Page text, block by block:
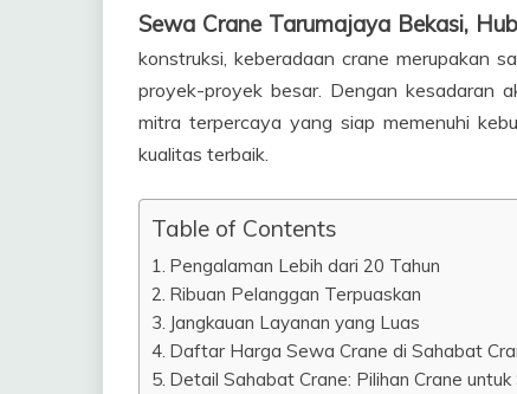
Sewa Crane Tarumajaya Bekasi,
konstruksi, keberadaan crane merupakan
proyek-proyek besar. Dengan kesadaran
mitra terpercaya yang siap memenuhi
kualitas terbaik.
Table of Contents
Pengalaman Lebih dari 20 Tahun
Ribuan Pelanggan Terpuaskan
Jangkauan Layanan yang Luas
Daftar Harga Sewa Crane di Sahabat
Detail Sahabat Crane: Pilihan Crane